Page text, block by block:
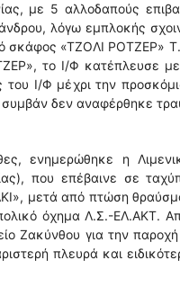
με 5 αλλοδαπούς
λόγω εμπλοκής
σκάφος «ΤΖΟΛΙ ΡΟΤΖΕΡ»
το Ι/Φ κατέπλευσε
Ι/Φ μέχρι την
δεν αναφέρθηκε
ενημερώθηκε η
που επέβαινε σε
μετά από πτώση
όχημα Λ.Σ.-ΕΛ.ΑΚΤ.
Ζακύνθου για την
πλευρά και